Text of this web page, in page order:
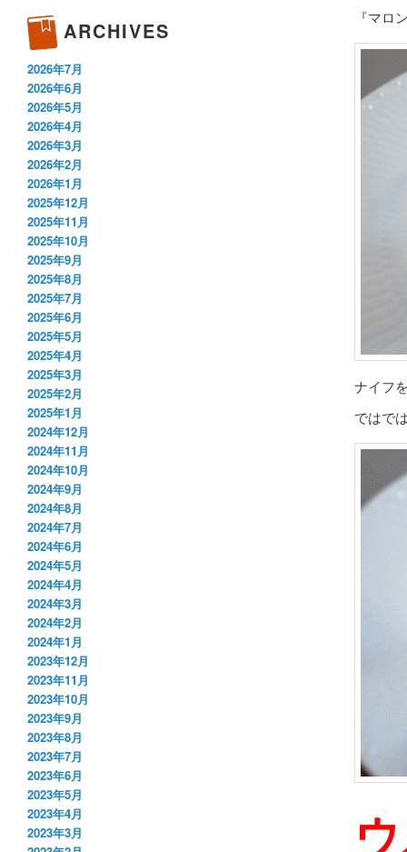
『マロ
ナイフ
ではで
ARCHIVES
2026年7月
2026年6月
2026年5月
2026年4月
2026年3月
2026年2月
2026年1月
2025年12月
2025年11月
2025年10月
2025年9月
2025年8月
2025年7月
2025年6月
2025年5月
2025年4月
2025年3月
2025年2月
2025年1月
2024年12月
2024年11月
2024年10月
2024年9月
2024年8月
2024年7月
2024年6月
2024年5月
2024年4月
2024年3月
2024年2月
2024年1月
2023年12月
2023年11月
2023年10月
2023年9月
2023年8月
2023年7月
2023年6月
2023年5月
2023年4月
2023年3月